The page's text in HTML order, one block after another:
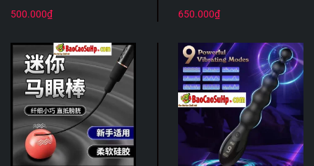
500.000₫
màn LCD Hippu
650.000₫